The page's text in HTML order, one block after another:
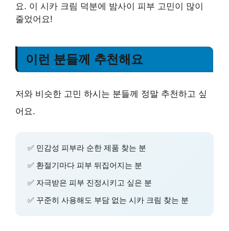
요. 이 시카 크림 덕분에 밤사이 피부 고민이 많이
줄었어요!
이런 분들께 추천해요
저와 비슷한 고민 하시는 분들께 정말 추천하고 싶
어요.
✅ 민감성 피부라 순한 제품 찾는 분
✅ 환절기마다 피부 뒤집어지는 분
✅ 자극받은 피부 진정시키고 싶은 분
✅ 꾸준히 사용해도 부담 없는 시카 크림 찾는 분